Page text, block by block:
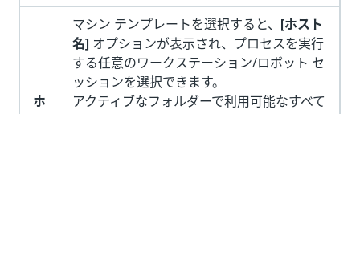
ホ
マシン テンプレートを選択すると、 [ホスト
名] オプションが表示され、プロセスを実行
する任意のワークステーション/ロボット セ
ッションを選択できます。
アクティブなフォルダーで利用可能なすべて